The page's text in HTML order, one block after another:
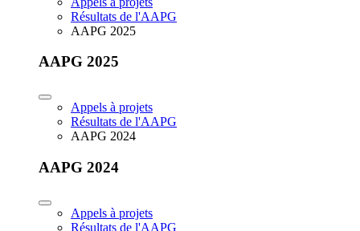
Résultats de l'AAPG
AAPG 2025
AAPG 2025
Appels à projets
Résultats de l'AAPG
AAPG 2024
AAPG 2024
Appels à projets
Résultats de l'AAPG